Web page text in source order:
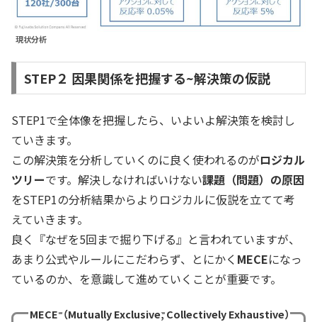
現状分析
STEP２ 因果関係を把握する~解決策の仮説
STEP1で全体像を把握したら、いよいよ解決策を検討し
ていきます。
この解決策を分析していくのに良く使われるのがロジカル
ツリーです。解決しなければいけない課題（問題）の原因
をSTEP1の分析結果からよりロジカルに仮説を立てて考
えていきます。
良く『なぜを5回まで掘り下げる』と言われていますが、
あまり公式やルールにこだわらず、とにかく MECEになっ
ているのか、を意識して進めていくことが重要です。
MECE（Mutually Exclusive, Collectively Exhaustive）